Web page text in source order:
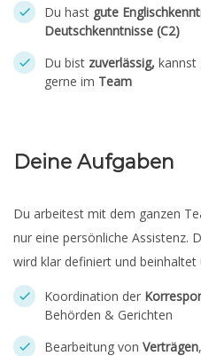
Du hast gute
Deutschkenntnisse (C2)
Du bist zuverlässig, kannst
gerne im Team
Deine Aufgaben
Du arbeitest mit dem ganzen
nur eine persönliche Assistenz.
wird klar definiert und beinhaltet
Koordination der
Behörden & Gerichten
Bearbeitung von Verträgen,